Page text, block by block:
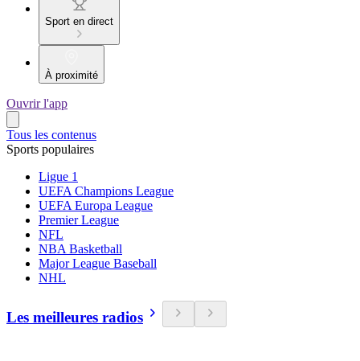
Sport en direct
À proximité
Ouvrir l'app
Tous les contenus
Sports populaires
Ligue 1
UEFA Champions League
UEFA Europa League
Premier League
NFL
NBA Basketball
Major League Baseball
NHL
Les meilleures radios